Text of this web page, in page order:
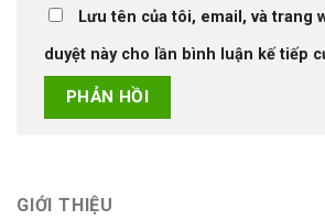
Lưu tên của tôi, email, và trang
duyệt này cho lần bình luận kế tiếp
GIỚI THIỆU